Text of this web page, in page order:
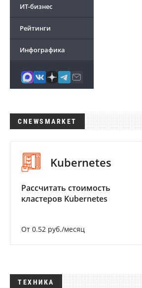
ИТ-бизнес
Рейтинги
Инфографика
CNEWSMARKET
Kubernetes
Рассчитать стоимость
кластеров Kubernetes
От 0.52 руб./месяц
ТЕХНИКА